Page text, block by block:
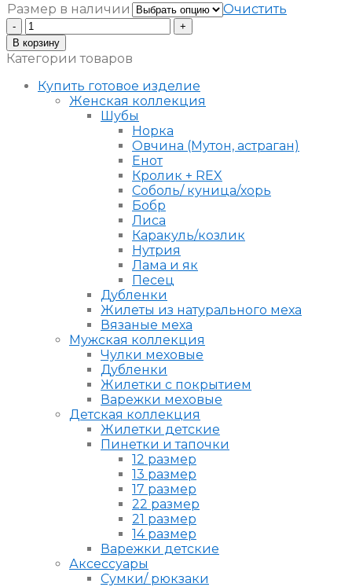
Размер в наличии
Очистить
Количество
Шуба
из
норки
с
капюшоном
В корзину
Категории товаров
Купить готовое изделие
Женская коллекция
Шубы
Норка
Овчина (Мутон, астраган)
Енот
Кролик + REX
Соболь/ куница/хорь
Бобр
Лиса
Каракуль/козлик
Нутрия
Лама и як
Песец
Дубленки
Жилеты из натурального меха
Вязаные меха
Мужская коллекция
Чулки меховые
Дубленки
Жилетки с покрытием
Варежки меховые
Детская коллекция
Жилетки детские
Пинетки и тапочки
12 размер
13 размер
17 размер
22 размер
21 размер
14 размер
Варежки детские
Аксессуары
Сумки/ рюкзаки